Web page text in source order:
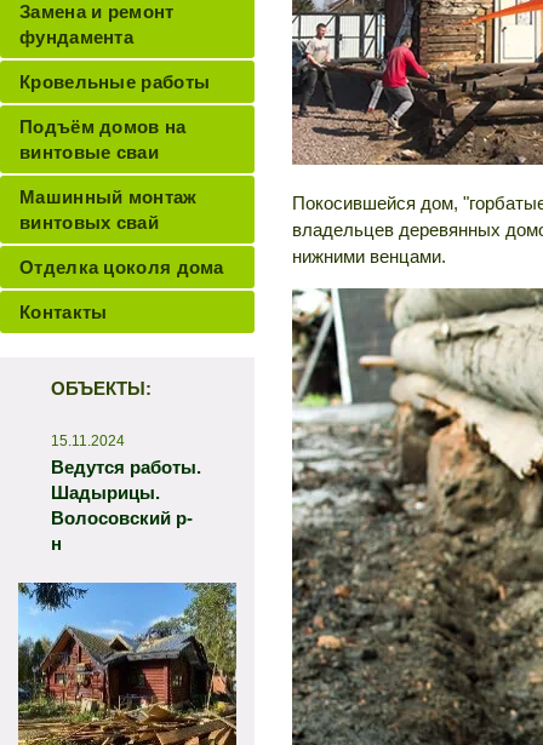
Замена и ремонт
фундамента
Кровельные работы
Подъём домов на
винтовые сваи
Машинный монтаж
винтовых свай
Отделка цоколя дома
Контакты
ОБЪЕКТЫ:
15.11.2024
Ведутся работы.
Шадырицы.
Волосовский р-
н
Покосившейся дом,
владельцев деревянных
нижними венцами.